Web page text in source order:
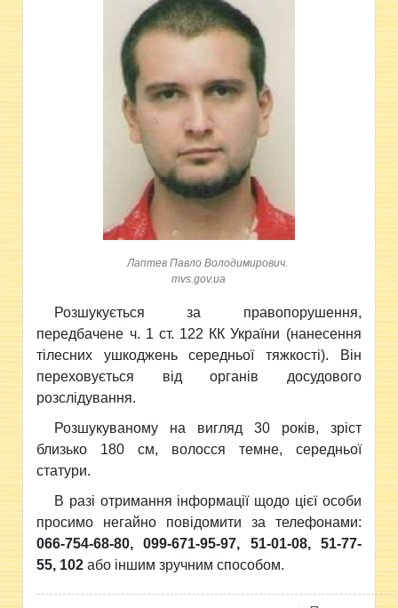
Лаптев Павло Володимирович.
mvs.gov.ua
Розшукується за правопорушення,
передбачене ч. 1 ст. 122 КК України (нанесення
тілесних ушкоджень середньої тяжкості). Він
переховується від органів досудового
розслідування.
Розшукуваному на вигляд 30 років, зріст
близько 180 см, волосся темне, середньої
статури.
В разі отримання інформації щодо цієї особи
просимо негайно повідомити за телефонами:
066-754-68-80, 099-671-95-97, 51-01-08, 51-77-
55, 102або іншим зручним способом.